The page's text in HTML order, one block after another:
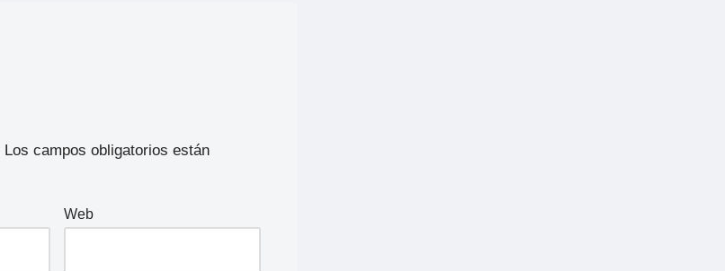
Los campos obligatorios están
Web